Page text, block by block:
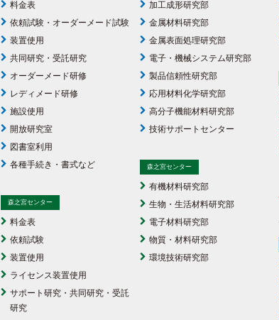
料金表
依頼試験・オーダーメード試験
装置使用
共同研究・受託研究
オーダーメード研修
レディメード研修
施設使用
開放研究室
図書室利用
各種手続き・書式など
森之宮センター
料金表
依頼試験
装置使用
ライセンス装置使用
サポート研究・共同研究・受託
研究
加工成形研究部
金属材料研究部
金属表面処理研究部
電子・機械システム研究部
製品信頼性研究部
応用材料化学研究部
高分子機能材料研究部
技術サポートセンター
森之宮センター
有機材料研究部
生物・生活材料研究部
電子材料研究部
物質・材料研究部
環境技術研究部